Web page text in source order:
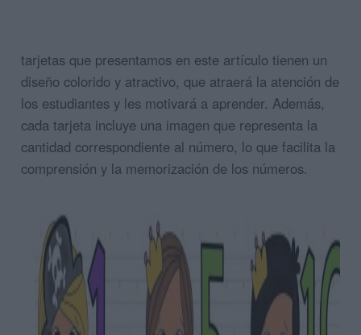
tarjetas que presentamos en este artículo tienen un
diseño colorido y atractivo, que atraerá la atención de
los estudiantes y les motivará a aprender. Además,
cada tarjeta incluye una imagen que representa la
cantidad correspondiente al número, lo que facilita la
comprensión y la memorización de los números.